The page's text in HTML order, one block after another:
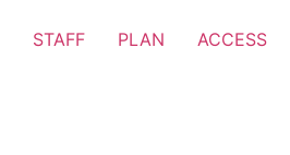
STAFF PLAN ACCESS